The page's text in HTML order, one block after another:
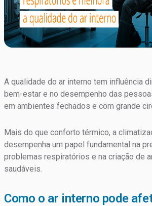
A qualidade do ar interno tem influência
bem-estar e no desempenho das
em ambientes fechados e com grande
Mais do que conforto térmico, a
desempenha um papel fundamental na
problemas respiratórios e na criação de
saudáveis.
Como o ar interno pode